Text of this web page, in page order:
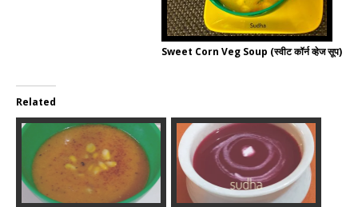
Sweet Corn Veg Soup (स्वीट कॉर्न व्हेज सूप)
Related